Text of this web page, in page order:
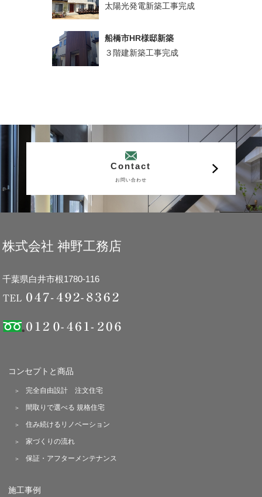
太陽光発電新築工事完成
船橋市HR様邸新築
３階建新築工事完成
Contact
お問い合わせ
株式会社 神野工務店
千葉県白井市根1780-116
コンセプトと商品
完全自由設計 注文住宅
間取りで選べる 規格住宅
住み続けるリノベーション
家づくりの流れ
保証・アフターメンテナンス
施工事例